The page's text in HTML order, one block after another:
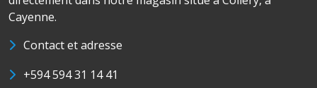
Cayenne.
Contact et adresse
+594 594 31 14 41